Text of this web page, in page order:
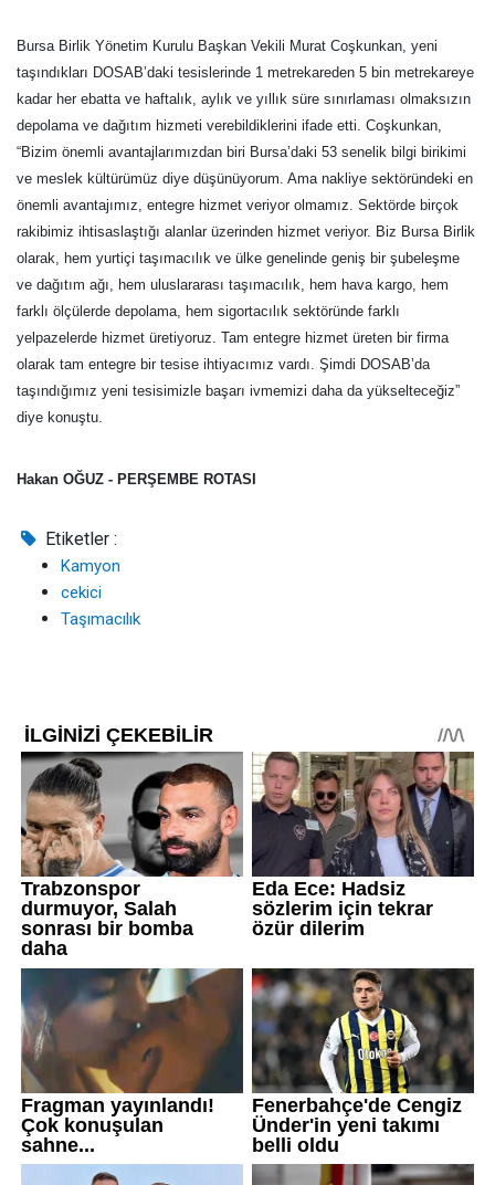
Bursa Birlik Yönetim Kurulu Başkan Vekili Murat Coşkunkan, yeni
taşındıkları DOSAB’daki tesislerinde 1 metrekareden 5 bin metrekareye
kadar her ebatta ve haftalık, aylık ve yıllık süre sınırlaması olmaksızın
depolama ve dağıtım hizmeti verebildiklerini ifade etti. Coşkunkan,
“Bizim önemli avantajlarımızdan biri Bursa’daki 53 senelik bilgi birikimi
ve meslek kültürümüz diye düşünüyorum. Ama nakliye sektöründeki en
önemli avantajımız, entegre hizmet veriyor olmamız. Sektörde birçok
rakibimiz ihtisaslaştığı alanlar üzerinden hizmet veriyor. Biz Bursa Birlik
olarak, hem yurtiçi taşımacılık ve ülke genelinde geniş bir şubeleşme
ve dağıtım ağı, hem uluslararası taşımacılık, hem hava kargo, hem
farklı ölçülerde depolama, hem sigortacılık sektöründe farklı
yelpazelerde hizmet üretiyoruz. Tam entegre hizmet üreten bir firma
olarak tam entegre bir tesise ihtiyacımız vardı. Şimdi DOSAB’da
taşındığımız yeni tesisimizle başarı ivmemizi daha da yükselteceğiz”
diye konuştu.
Hakan OĞUZ - PERŞEMBE ROTASI
Etiketler :
Kamyon
cekici
Taşımacılık